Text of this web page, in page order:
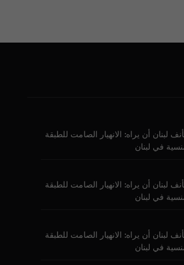
لبنان أن يراه: الانهيار الصامت للطبقة
في لبنان
لبنان أن يراه: الانهيار الصامت للطبقة
في لبنان
لبنان أن يراه: الانهيار الصامت للطبقة
في لبنان